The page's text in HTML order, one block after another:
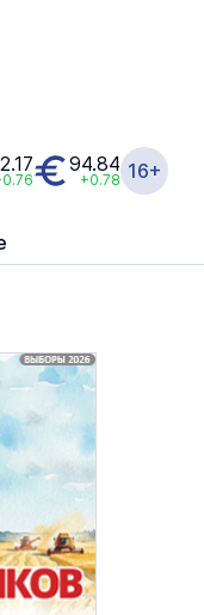
94.84
+0.78 16+